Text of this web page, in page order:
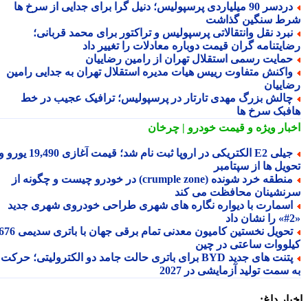
دردسر 90 میلیاردی پرسپولیس؛ دنیل گرا برای جدایی از سرخ ها
سنگین گذاشت
نقل وانتقالاتی پرسپولیس و تراکتور برای محمد قربانی؛
گران قیمت دوباره معادلات را تغییر داد
رسمی استقلال تهران از رامین رضاییان
متفاوت رییس هیات مدیره استقلال تهران به جدایی رامین
بزرگ مهدی تارتار در پرسپولیس؛ ترافیک عجیب در خط
سرخ ها
ویژهو قیمت خودرو | چرخان
جیلی E2 الکتریکی در اروپا ثبت نام شد؛ قیمت آغازی 19,490 یورو و
ها از سپتامبر
منطقه خرد شونده (crumple zone) در خودرو چیست و چگونه از
محافظت می کند
با دیواره نگاره های شهری طراحی خودروی شهری جدید
تحویل نخستین کامیون معدنی تمام برقی جهان با باتری سدیمی 676
ساعتی در چین
پتنت های جدید BYD برای باتری حالت جامد دو الکترولیتی؛ حرکت
سمت تولید آزمایشی در 2027